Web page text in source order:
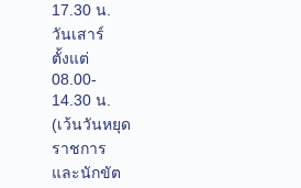
17.30 น.
วันเสาร์
ตั้งแต่
08.00-
14.30 น.
(เว้นวันหยุด
ราชการ
และนักขัต